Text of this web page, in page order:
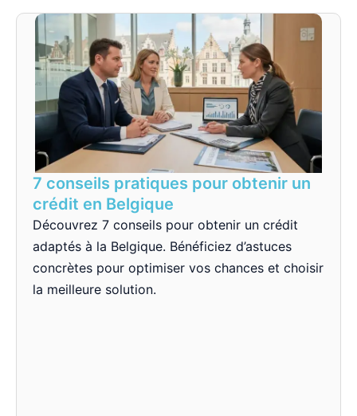
7 conseils pratiques pour obtenir un
crédit en Belgique
Découvrez 7 conseils pour obtenir un crédit
adaptés à la Belgique. Bénéficiez d’astuces
concrètes pour optimiser vos chances et choisir
la meilleure solution.